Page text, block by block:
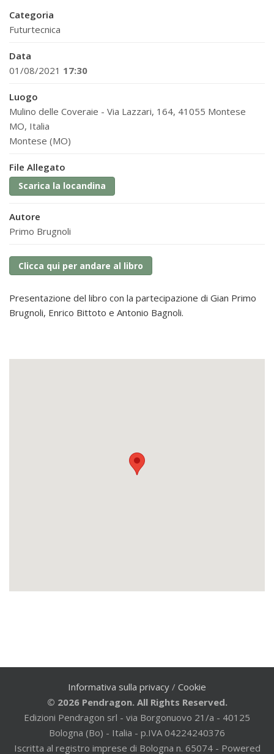
Categoria
Futurtecnica
Data
01/08/2021 17:30
Luogo
Mulino delle Coveraie - Via Lazzari, 164, 41055 Montese
MO, Italia
Montese (MO)
File Allegato
Scarica la locandina
Autore
Primo Brugnoli
Clicca qui per andare al libro
Presentazione del libro con la partecipazione di Gian Primo
Brugnoli, Enrico Bittoto e Antonio Bagnoli.
Informativa sulla privacy / Cookie
© 2026 Pendragon. All Rights Reserved.
Edizioni Pendragon srl - via Borgonuovo 21/a - 40125
Bologna (Bo) - Italia - p.IVA 04224240376
Iscritta al registro imprese di Bologna n. 65074 - Powered